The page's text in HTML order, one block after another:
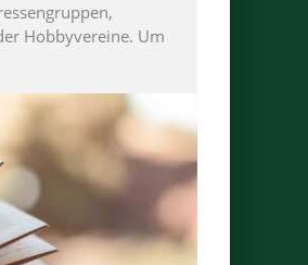
Hobbyvereine. Um